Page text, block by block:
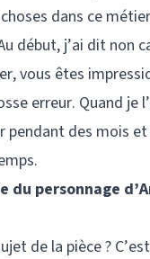
dans ce
début, j’ai dit non
vous êtes
erreur. Quand je
pendant des mois
personnage
de la pièce ?